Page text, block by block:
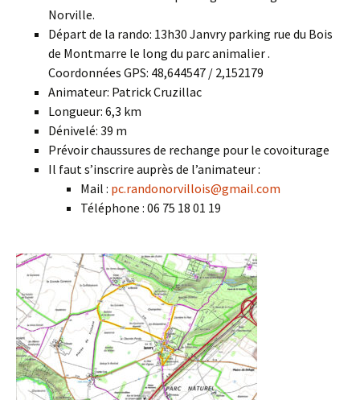
Norville.
Départ de la rando: 13h30 Janvry parking rue du Bois
de Montmarre le long du parc animalier .
Coordonnées GPS: 48,644547 / 2,152179
Animateur: Patrick Cruzillac
Longueur: 6,3 km
Dénivelé: 39 m
Prévoir chaussures de rechange pour le covoiturage
Il faut s’inscrire auprès de l’animateur :
Mail : pc.randonorvillois@gmail.com
Téléphone : 06 75 18 01 19